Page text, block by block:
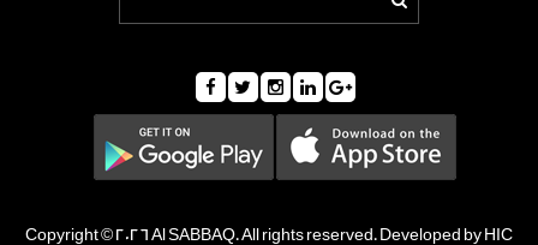
Copyright © 2026 Al SABBAQ. All rights reserved. Developed by HIC